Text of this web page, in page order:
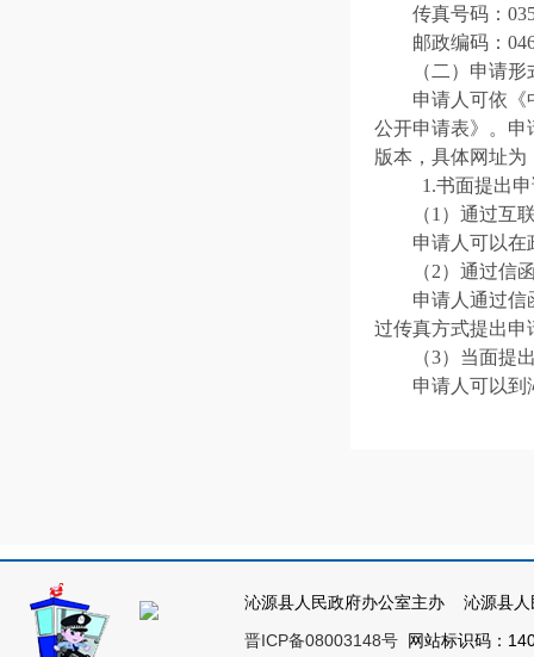
传真号码：
邮政编码：
（二）申请
申请人可依《
公开申请表》。申
版本，具体网址为
1.书面提出
（1）通过互
申请人可以
（2）通过信
申请人通过信
过传真方式提出
（3）当面提
申请人可以到
（三）申请
（标题）、发布
申请人向沁源
沁源县人民政府办公室主办 沁源县
晋ICP备08003148号 网站标识码：